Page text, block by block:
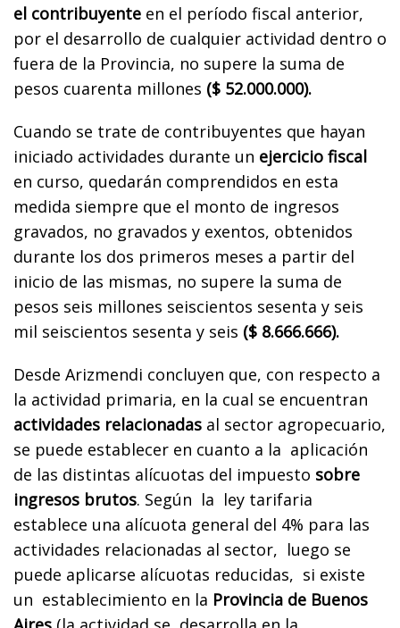
el contribuyente en el período fiscal anterior,
por el desarrollo de cualquier actividad dentro o
fuera de la Provincia, no supere la suma de
pesos cuarenta millones ($ 52.000.000).
Cuando se trate de contribuyentes que hayan
iniciado actividades durante un ejercicio fiscal
en curso, quedarán comprendidos en esta
medida siempre que el monto de ingresos
gravados, no gravados y exentos, obtenidos
durante los dos primeros meses a partir del
inicio de las mismas, no supere la suma de
pesos seis millones seiscientos sesenta y seis
mil seiscientos sesenta y seis ($ 8.666.666).
Desde Arizmendi concluyen que, con respecto a
la actividad primaria, en la cual se encuentran
actividades relacionadas al sector agropecuario,
se puede establecer en cuanto a la aplicación
de las distintas alícuotas del impuesto sobre
ingresos brutos. Según la ley tarifaria
establece una alícuota general del 4% para las
actividades relacionadas al sector, luego se
puede aplicarse alícuotas reducidas, si existe
un establecimiento en la Provincia de Buenos